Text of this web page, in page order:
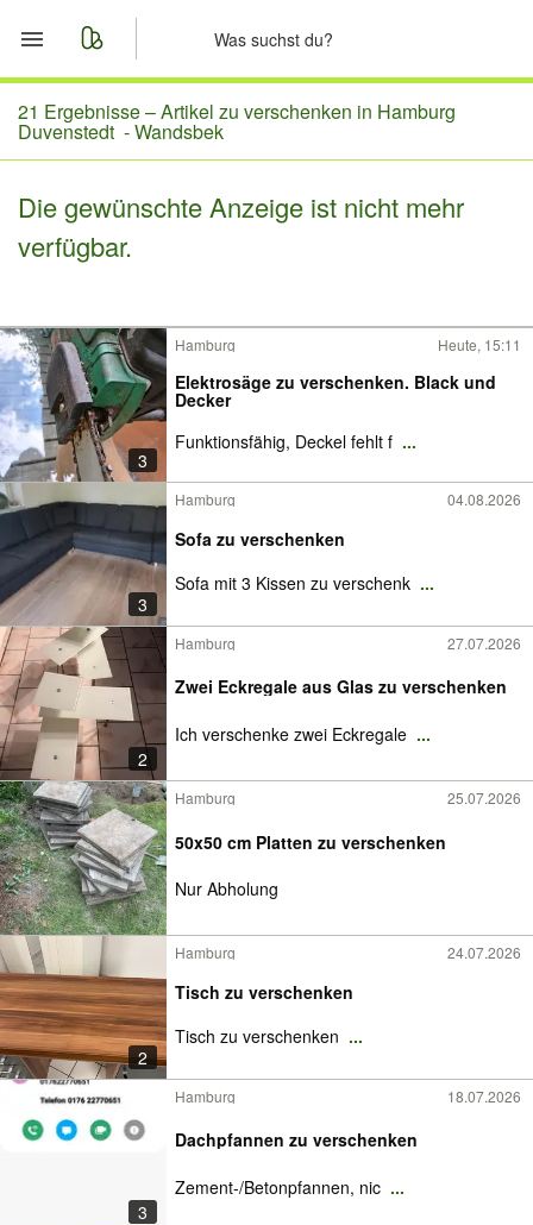
Start
Merkliste
Nachrichten
21 Ergebnisse –Artikel zu verschenken in Hamburg
Duvenstedt - Wandsbek
Die gewünschte Anzeige ist nicht mehr
verfügbar.
3
Hamburg Heute, 15:11
Elektrosäge zu verschenken. Black und
Decker
Funktionsfähig, Deckel fehlt f ...
3
Hamburg 04.08.2026
Sofa zu verschenken
Sofa mit 3 Kissen zu verschenk ...
2
Hamburg 27.07.2026
Zwei Eckregale aus Glas zu verschenken
Ich verschenke zwei Eckregale ...
Hamburg 25.07.2026
50x50 cm Platten zu verschenken
Nur Abholung
2
Hamburg 24.07.2026
Tisch zu verschenken
Tisch zu verschenken ...
3
Hamburg 18.07.2026
Dachpfannen zu verschenken
Zement-/Betonpfannen, nic ...